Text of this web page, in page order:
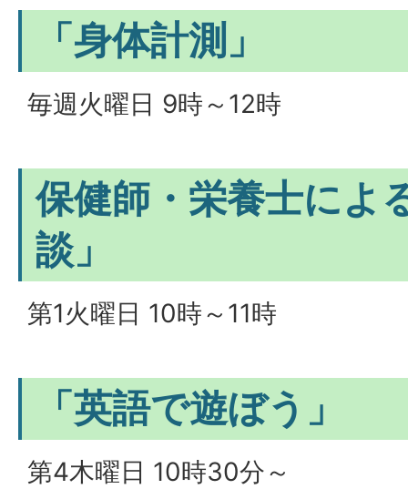
「身体計測」
毎週火曜日 9時～12時
保健師・栄養士によ
談」
第1火曜日 10時～11時
「英語で遊ぼう」
第4木曜日 10時30分～